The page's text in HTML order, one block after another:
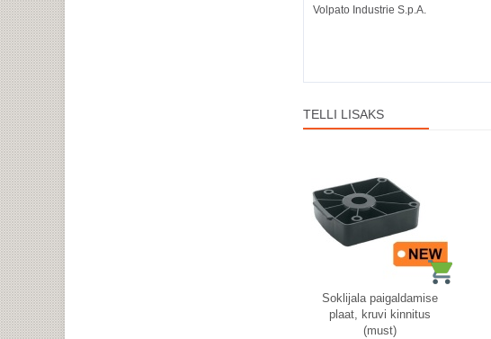
Volpato Industrie S.p.A.
TELLI LISAKS
Soklijala paigaldamise
plaat, kruvi kinnitus
(must)